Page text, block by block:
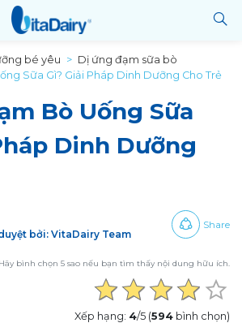
bé yêu
Dị ứng đạm sữa bò
Sữa Gì? Giải Pháp Dinh Dưỡng Cho Trẻ
Bò Uống Sữa
Dinh Dưỡng
bởi: VitaDairy Team
Share
Hãy bình chọn 5 sao nếu bạn tìm thấy nội dung hữu ích.
Xếp hạng: 4/5 (594 bình chọn)